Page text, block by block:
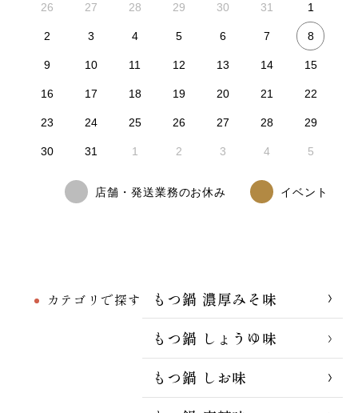
カテゴリで探す
もつ鍋 濃厚みそ味
もつ鍋 しょうゆ味
もつ鍋 しお味
26 27 28 29 30 31 1
2 3 4 5 6 7 8
9 10 11 12 13 14 15
16 17 18 19 20 21 22
23 24 25 26 27 28 29
30 31 1 2 3 4 5
店舗・発送業務のお休み イベント